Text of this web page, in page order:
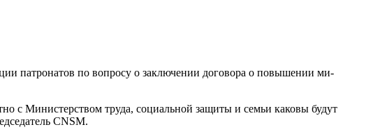
пат­ронатов по вопросу о заключе­нии договора о повышении ми­
с Министерством труда, социаль­ной защиты и семьи каковы бу­дут
CNSM.